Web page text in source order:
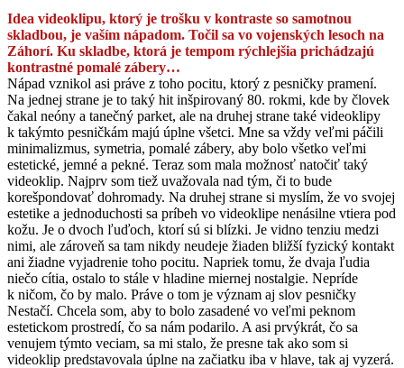
Idea videoklipu, ktorý je trošku v kontraste so samotnou
skladbou, je vaším nápadom. Točil sa vo vojenských lesoch na
Záhorí. Ku skladbe, ktorá je tempom rýchlejšia prichádzajú
kontrastné pomalé zábery…
Nápad vznikol asi práve z toho pocitu, ktorý z pesničky pramení.
Na jednej strane je to taký hit inšpirovaný 80. rokmi, kde by človek
čakal neóny a tanečný parket, ale na druhej strane také videoklipy
k takýmto pesničkám majú úplne všetci. Mne sa vždy veľmi páčili
minimalizmus, symetria, pomalé zábery, aby bolo všetko veľmi
estetické, jemné a pekné. Teraz som mala možnosť natočiť taký
videoklip. Najprv som tiež uvažovala nad tým, či to bude
korešpondovať dohromady. Na druhej strane si myslím, že vo svojej
estetike a jednoduchosti sa príbeh vo videoklipe nenásilne vtiera pod
kožu. Je o dvoch ľuďoch, ktorí sú si blízki. Je vidno tenziu medzi
nimi, ale zároveň sa tam nikdy neudeje žiaden bližší fyzický kontakt
ani žiadne vyjadrenie toho pocitu. Napriek tomu, že dvaja ľudia
niečo cítia, ostalo to stále v hladine miernej nostalgie. Nepríde
k ničom, čo by malo. Práve o tom je význam aj slov pesničky
Nestačí. Chcela som, aby to bolo zasadené vo veľmi peknom
estetickom prostredí, čo sa nám podarilo. A asi prvýkrát, čo sa
venujem týmto veciam, sa mi stalo, že presne tak ako som si
videoklip predstavovala úplne na začiatku iba v hlave, tak aj vyzerá.